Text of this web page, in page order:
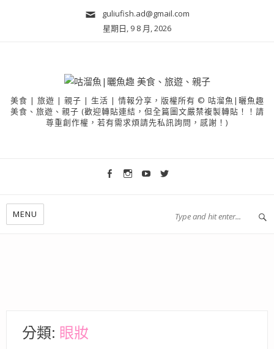
guliufish.ad@gmail.com
星期日, 9 8 月, 2026
美食 | 旅遊 | 親子 | 生活 | 情報分享，版權所有 © 咕溜魚|曬魚趣
美食、旅遊、親子 (歡迎轉貼連結，但全篇圖文嚴禁複製轉貼！！請
尊重創作權，若有需求煩請先私訊詢問，感謝！)
MENU
分類: 眼妝